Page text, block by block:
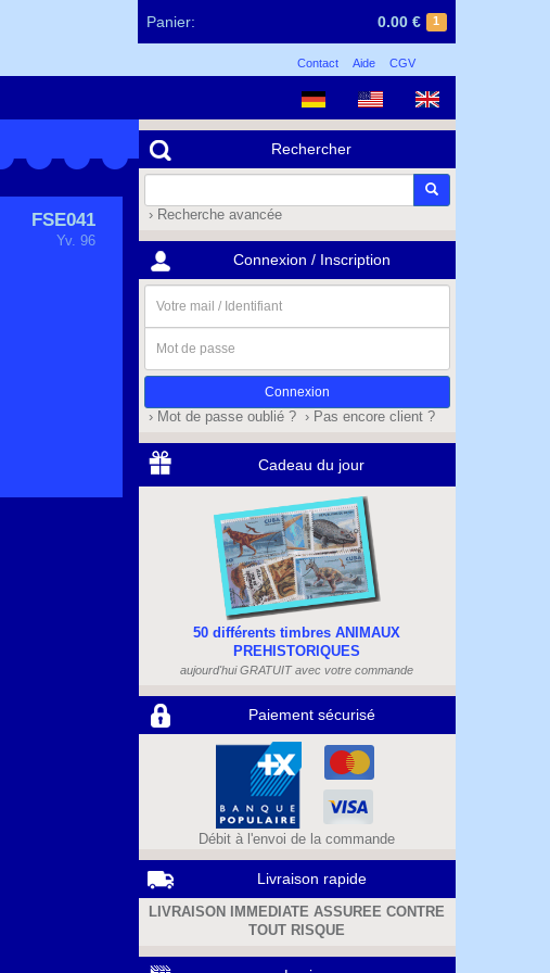
Panier: 1
0.00 €
Contact Aide CGV
FSE041
Yv. 96
Rechercher
› Recherche avancée
Connexion / Inscription
mail
/
Identifiant
de
passe
› Mot de passe oublié ? › Pas encore client ?
Cadeau du jour
50 différents timbres ANIMAUX
PREHISTORIQUES
aujourd'hui GRATUIT avec votre commande
Paiement sécurisé
Débit à l'envoi de la commande
Livraison rapide
LIVRAISON IMMEDIATE ASSUREE CONTRE
TOUT RISQUE